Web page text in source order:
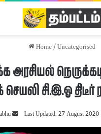
Home/Uncategorised
அரசியல்
செயலி சி.இ.ஓ
Send
an
Last Updated: 27 August 2020